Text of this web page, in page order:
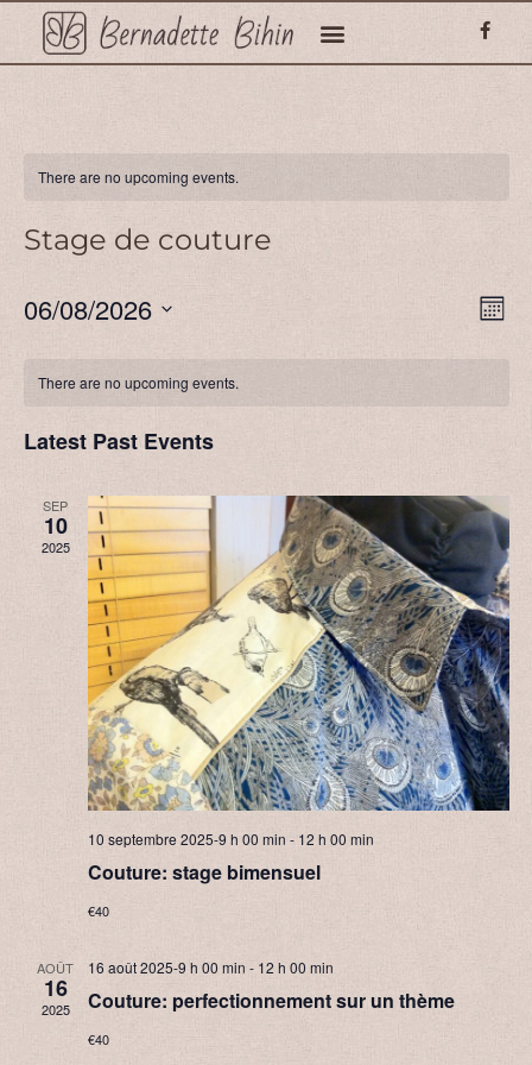
There are no upcoming events.
Stage de couture
06/08/2026
date.
There are no upcoming events.
Latest Past Events
SEP
10
2025
10 septembre 2025-9 h 00 min - 12 h 00 min
Couture: stage bimensuel
€40
AOÛT
16
2025
16 août 2025-9 h 00 min - 12 h 00 min
Couture: perfectionnement sur un thème
€40